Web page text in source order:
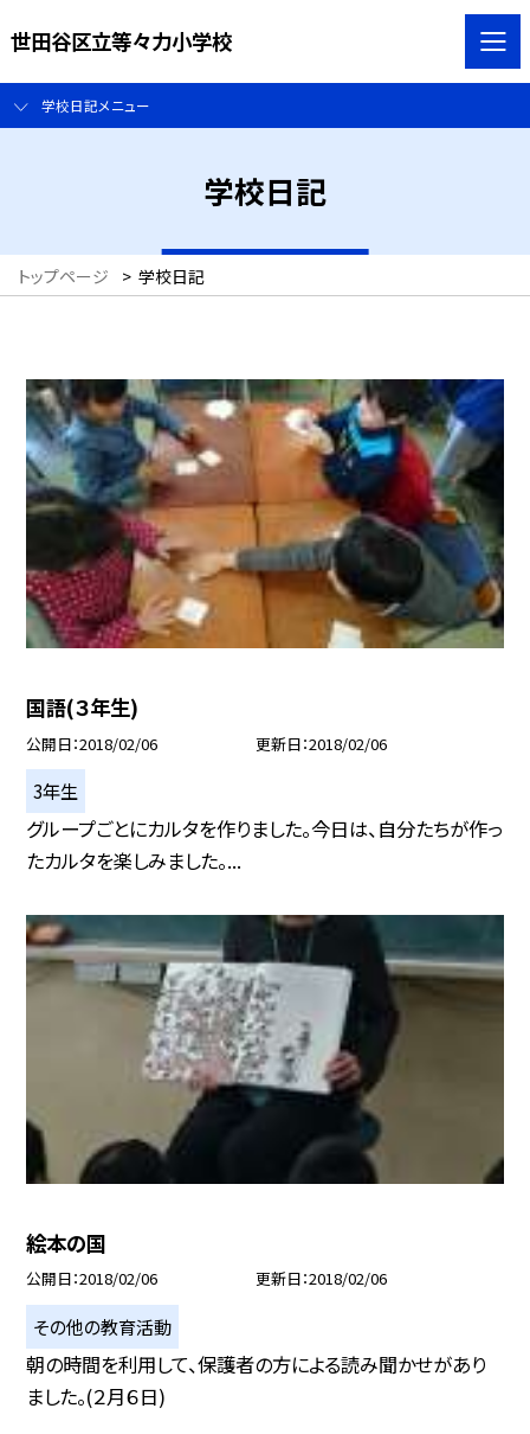
世田谷区立等々力小学校
学校日記メニュー
学校日記
トップページ > 学校日記
国語(３年生)
公開日 2018/02/06 更新日 2018/02/06
3年生
グループごとにカルタを作りました。今日は、自分たちが作っ
たカルタを楽しみました。...
絵本の国
公開日 2018/02/06 更新日 2018/02/06
その他の教育活動
朝の時間を利用して、保護者の方による読み聞かせがあり
ました。(２月６日)